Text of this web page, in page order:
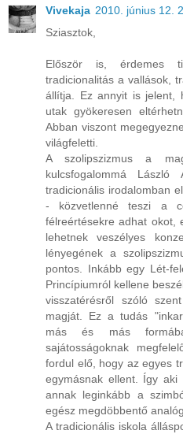
Vivekaja 2010. június 12.
Sziasztok,
Először is, érdemes
tradicionalitás a vallások,
állítja. Ez annyit is jelent,
utak gyökeresen
Abban viszont
világfeletti.
A szolipszizmus a
kulcsfogalommá
tradicionális irodalomban
- közvetlenné teszi a
félreértésekre adhat okot,
lehetnek veszélyes
lényegének a
pontos. Inkább egy Lét-
Princípiumról kellene
visszatérésről szóló
magját. Ez a tudás
más és más
sajátosságoknak
fordul elő, hogy az egyes
egymásnak ellent. Így aki
annak leginkább a
egész megdöbbentő
A tradicionális iskola